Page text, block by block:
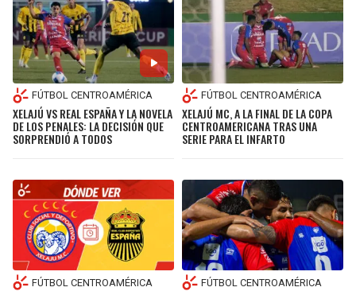
FÚTBOL CENTROAMÉRICA
XELAJÚ VS REAL ESPAÑA Y LA NOVELA
DE LOS PENALES: LA DECISIÓN QUE
SORPRENDIÓ A TODOS
FÚTBOL CENTROAMÉRICA
XELAJÚ MC, A LA FINAL DE LA COPA
CENTROAMERICANA TRAS UNA
SERIE PARA EL INFARTO
FÚTBOL CENTROAMÉRICA FÚTBOL CENTROAMÉRICA